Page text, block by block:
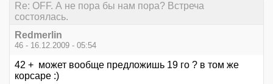
Re: OFF. А не пора бы нам пора? Встреча
состоялась.
Redmerlin
46 - 16.12.2009 - 05:54
42 + может вообще предложишь 19 го ? в том же
корсаре :)